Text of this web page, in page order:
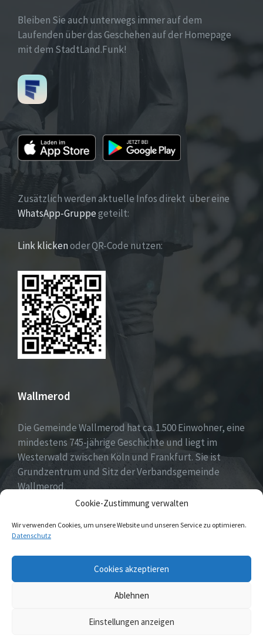
Cookie-Zustimmung verwalten
Wir verwenden Cookies, um unsere Website und unseren Service zu optimieren.
Datenschutz
Cookies akzeptieren
Ablehnen
Einstellungen anzeigen
Bleiben Sie auch unterwegs immer auf dem
Laufenden über das Geschehen auf der Homepage
mit dem StadtLand.Funk!
Zusätzlich werden aktuelle Infos direkt über eine
WhatsApp-Gruppegeteilt:
Link klickenoder QR-Code nutzen:
Wallmerod
Die Gemeinde Wallmerod hat ca. 1.500 Einwohner, eine
mindestens 745-jährige Geschichte und liegt im
Westerwald zwischen Köln und Frankfurt. Sie ist
Grundzentrum und Sitz der Verbandsgemeinde
Wallmerod.